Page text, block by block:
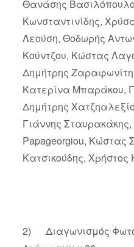
Θανάσης
Κωνσταντινίδης,
Λεούση, Θοδωρής
Κούντζου, Κώστας
Δημήτρης
Κατερίνα Μπαράκου,
Δημήτρης
Γιάννης
Papageorgiou,
Κατσικούδης,
2) Διαγωνισμός